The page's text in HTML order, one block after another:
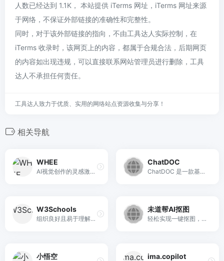
人数已经达到 1.1K， 本站提供 iTerms 网址，iTerms 网址来源
于网络，不保证外部链接的准确性和完整性。
同时，对于该外部链接的指向，不由工具达人实际控制，在
iTerms 收录时，该网页上的内容，都属于合规合法，后期网页
的内容如出现违规，可以直接联系网站管理员进行删除，工具
达人不承担任何责任。
工具达人致力于优质、实用的网络站点资源收集与分享！
相关导航
WHEE
AI视觉创作的灵感激发器
ChatDOC
ChatDOC 是一款基于 ChatGPT 的文件阅读助手，可以 快速从 PDF 中提取、定位和汇总信息。智能文档阅读助手。上传文档，Chat一下，就能立刻得到答案！
W3Schools
组织良好且易于理解的 Web 构建教程，包含大量有关如何使用 HTML、CSS、JavaScript、SQL、Python、PHP、Bootstrap、Java、XML 等的示例。
未道帮AI抠图
轻松实现一键抠图，只需上传图片，无需其他作即可自动去除图片背景
小悟空 ima.copilot